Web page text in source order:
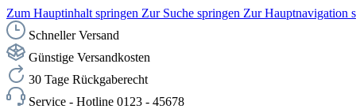
Zum Hauptinhalt springen Zur Suche springen Zur Hauptnavigation
Schneller Versand
Günstige Versandkosten
30 Tage Rückgaberecht
Service - Hotline 0123 - 45678